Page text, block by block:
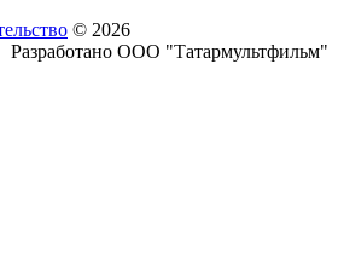
© 2026
Разработано ООО "Татармультфильм"